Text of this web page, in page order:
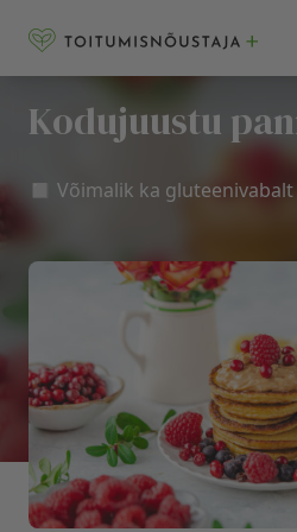
KKK
Kodujuustu
◻️ Võimalik ka gluteenivabalt